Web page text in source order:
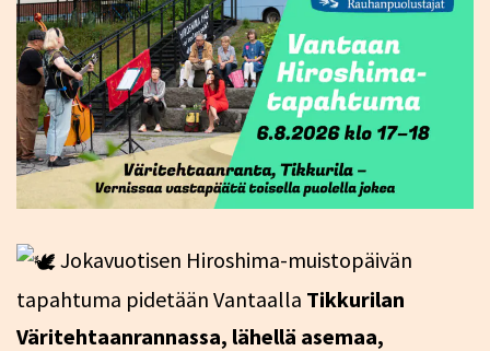
Jokavuotisen Hiroshima-muistopäivän
tapahtuma pidetään Vantaalla Tikkurilan
Väritehtaanrannassa, lähellä asemaa,